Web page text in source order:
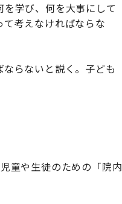
学び、何を大事にして
考えなければならな
らないと説く。子ども
童や生徒のための「院内